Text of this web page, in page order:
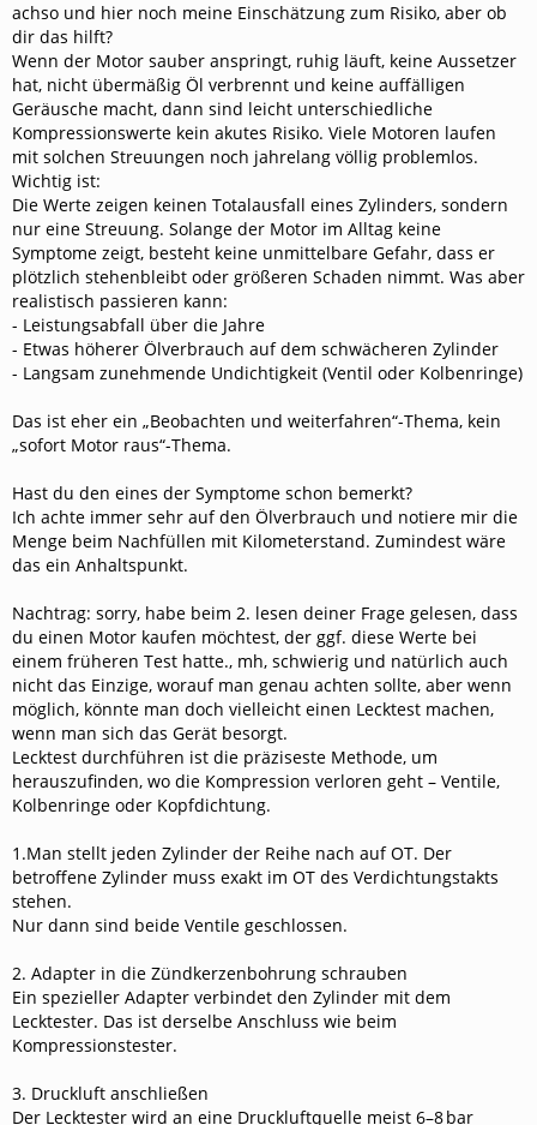
achso und hier noch meine Einschätzung zum Risiko, aber ob
dir das hilft?
Wenn der Motor sauber anspringt, ruhig läuft, keine Aussetzer
hat, nicht übermäßig Öl verbrennt und keine auffälligen
Geräusche macht, dann sind leicht unterschiedliche
Kompressionswerte kein akutes Risiko. Viele Motoren laufen
mit solchen Streuungen noch jahrelang völlig problemlos.
Wichtig ist:
Die Werte zeigen keinen Totalausfall eines Zylinders, sondern
nur eine Streuung. Solange der Motor im Alltag keine
Symptome zeigt, besteht keine unmittelbare Gefahr, dass er
plötzlich stehenbleibt oder größeren Schaden nimmt. Was aber
realistisch passieren kann:
- Leistungsabfall über die Jahre
- Etwas höherer Ölverbrauch auf dem schwächeren Zylinder
- Langsam zunehmende Undichtigkeit (Ventil oder Kolbenringe)
Das ist eher ein „Beobachten und weiterfahren“-Thema, kein
„sofort Motor raus“-Thema.
Hast du den eines der Symptome schon bemerkt?
Ich achte immer sehr auf den Ölverbrauch und notiere mir die
Menge beim Nachfüllen mit Kilometerstand. Zumindest wäre
das ein Anhaltspunkt.
Nachtrag: sorry, habe beim 2. lesen deiner Frage gelesen, dass
du einen Motor kaufen möchtest, der ggf. diese Werte bei
einem früheren Test hatte., mh, schwierig und natürlich auch
nicht das Einzige, worauf man genau achten sollte, aber wenn
möglich, könnte man doch vielleicht einen Lecktest machen,
wenn man sich das Gerät besorgt.
Lecktest durchführen ist die präziseste Methode, um
herauszufinden, wo die Kompression verloren geht – Ventile,
Kolbenringe oder Kopfdichtung.
1.Man stellt jeden Zylinder der Reihe nach auf OT. Der
betroffene Zylinder muss exakt im OT des Verdichtungstakts
stehen.
Nur dann sind beide Ventile geschlossen.
2. Adapter in die Zündkerzenbohrung schrauben
Ein spezieller Adapter verbindet den Zylinder mit dem
Lecktester. Das ist derselbe Anschluss wie beim
Kompressionstester.
3. Druckluft anschließen
Der Lecktester wird an eine Druckluftquelle meist 6–8 bar